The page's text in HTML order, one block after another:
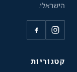
הישראלי.
קטגוריות
כלי נגישות
גודל טקסט
A-